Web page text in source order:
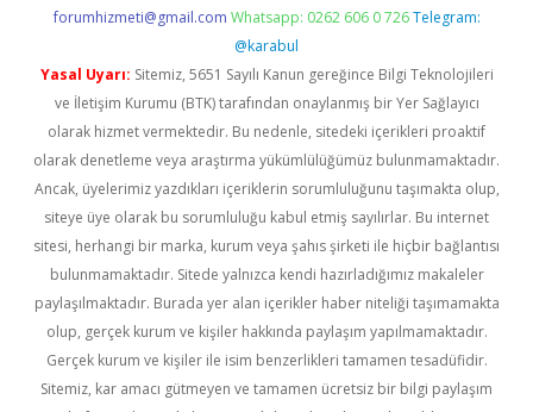
forumhizmeti@gmail.com Whatsapp: 0262 606 0 726 Telegram:
@karabul
Yasal Uyarı: Sitemiz, 5651 Sayılı Kanun gereğince Bilgi Teknolojileri
ve İletişim Kurumu (BTK) tarafından onaylanmış bir Yer Sağlayıcı
olarak hizmet vermektedir. Bu nedenle, sitedeki içerikleri proaktif
olarak denetleme veya araştırma yükümlülüğümüz bulunmamaktadır.
Ancak, üyelerimiz yazdıkları içeriklerin sorumluluğunu taşımakta olup,
siteye üye olarak bu sorumluluğu kabul etmiş sayılırlar. Bu internet
sitesi, herhangi bir marka, kurum veya şahıs şirketi ile hiçbir bağlantısı
bulunmamaktadır. Sitede yalnızca kendi hazırladığımız makaleler
paylaşılmaktadır. Burada yer alan içerikler haber niteliği taşımamakta
olup, gerçek kurum ve kişiler hakkında paylaşım yapılmamaktadır.
Gerçek kurum ve kişiler ile isim benzerlikleri tamamen tesadüfidir.
Sitemiz, kar amacı gütmeyen ve tamamen ücretsiz bir bilgi paylaşım